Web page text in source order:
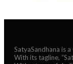
SatyaSandhana is
With its tagline,